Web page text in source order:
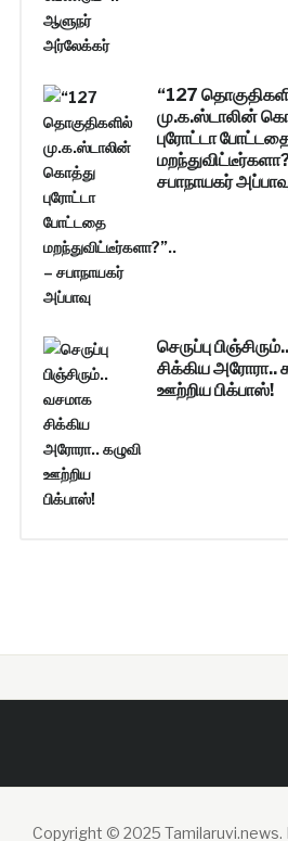
“127
மு.க.ஸ்டாலின்
புரோட்டா
சபாநாயகர்
செருப்பு
சிக்கிய அரோரா..
ஊற்றிய பிக்பாஸ்!
Copyright © 2025 Tamilaruvi.news.